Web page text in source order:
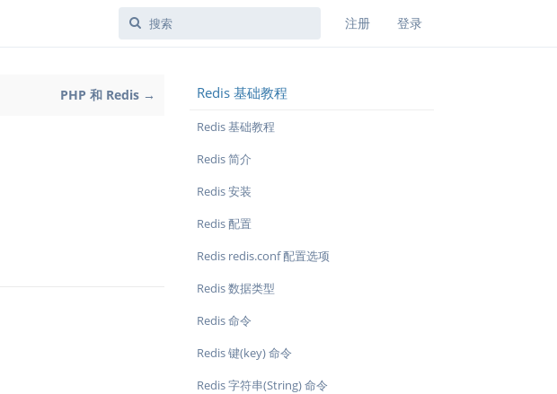
注册 登录
PHP 和 Redis → Redis 基础教程
Redis 基础教程
Redis 简介
Redis 安装
Redis 配置
Redis redis.conf 配置选项
Redis 数据类型
Redis 命令
Redis 键(key) 命令
Redis 字符串(String) 命令